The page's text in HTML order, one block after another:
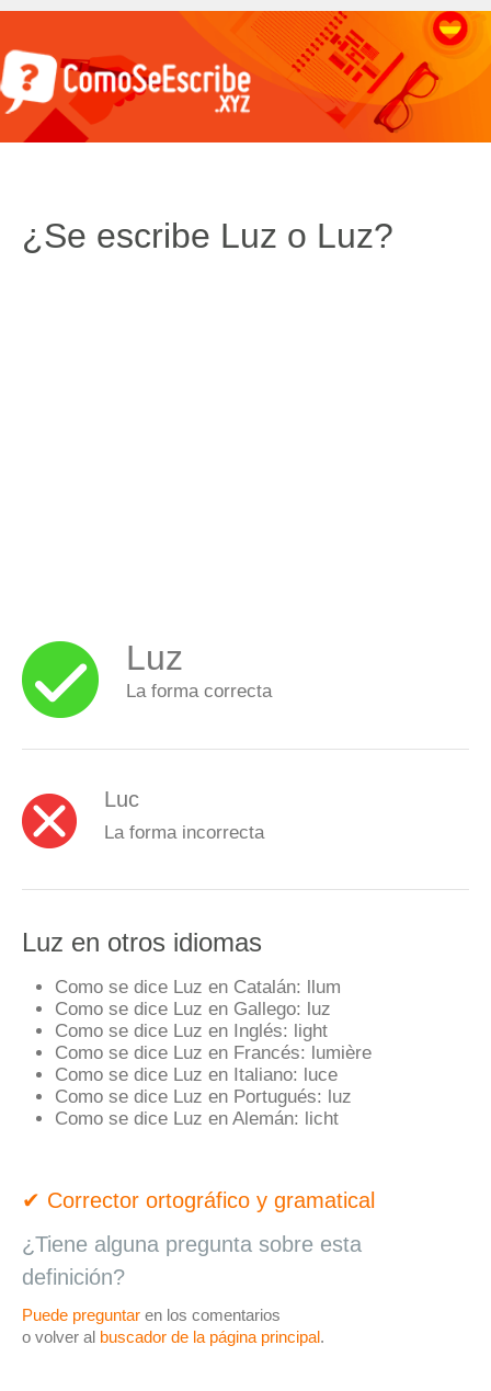
¿Se escribe Luz o Luz?
Luz
La forma correcta
Luc
La forma incorrecta
Luz en otros idiomas
Como se dice Luz en Catalán: llum
Como se dice Luz en Gallego: luz
Como se dice Luz en Inglés: light
Como se dice Luz en Francés: lumière
Como se dice Luz en Italiano: luce
Como se dice Luz en Portugués: luz
Como se dice Luz en Alemán: licht
✔ Corrector ortográfico y gramatical
¿Tiene alguna pregunta sobre esta
definición?
Puede preguntar en los comentarios
o volver al buscador de la página principal.